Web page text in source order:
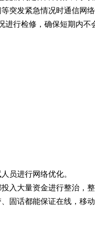
突发紧急情况时通信网络
行检修，确保短期内不
员进行网络优化。
大量资金进行整治，
固话都能保证在线，移